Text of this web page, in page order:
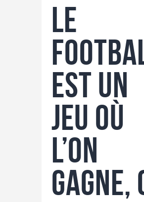
Le
est un
jeu où
l’on
gagne,